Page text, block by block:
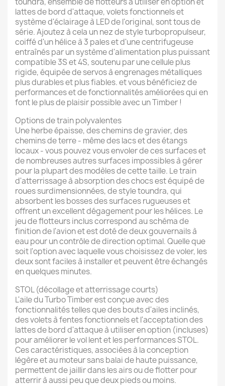
lattes de bord d'attaque, volets fonctionnels et
système d'éclairage à LED de l'original, sont tous de
série. Ajoutez à cela un nez de style turbopropulseur,
coiffé d'un hélice à 3 pales et d'une centrifugeuse
entraînés par un système d'alimentation plus puissant
compatible 3S et 4S, soutenu par une cellule plus
rigide, équipée de servos à engrenages métalliques
plus durables et plus fiables. et vous bénéficiez de
performances et de fonctionnalités améliorées qui en
font le plus de plaisir possible avec un Timber !
Options de train polyvalentes
Une herbe épaisse, des chemins de gravier, des
chemins de terre - même des lacs et des étangs
locaux - vous pouvez vous envoler de ces surfaces et
de nombreuses autres surfaces impossibles à gérer
pour la plupart des modèles de cette taille. Le train
d'atterrissage à absorption des chocs est équipé de
roues surdimensionnées, de style toundra, qui
absorbent les bosses des surfaces rugueuses et
offrent un excellent dégagement pour les hélices. Le
jeu de flotteurs inclus correspond au schéma de
finition de l'avion et est doté de deux gouvernails à
eau pour un contrôle de direction optimal. Quelle que
soit l'option avec laquelle vous choisissez de voler, les
deux sont faciles à installer et peuvent être échangés
en quelques minutes.
STOL (décollage et atterrissage courts)
L'aile du Turbo Timber est conçue avec des
fonctionnalités telles que des bouts d'ailes inclinés,
des volets à fentes fonctionnels et l'acceptation des
lattes de bord d'attaque à utiliser en option (incluses)
pour améliorer le vol lent et les performances STOL.
Ces caractéristiques, associées à la conception
légère et au moteur sans balai de haute puissance,
permettent de jaillir dans les airs ou de flotter pour
atterrir à aussi peu que deux pieds ou moins.